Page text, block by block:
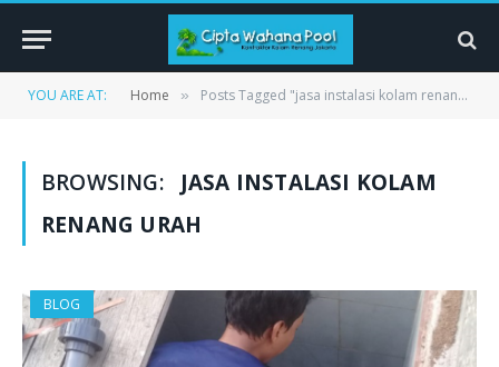
YOU ARE AT: Home » Posts Tagged "jasa instalasi kolam renang urah"
BROWSING:
JASA INSTALASI KOLAM
RENANG URAH
BLOG